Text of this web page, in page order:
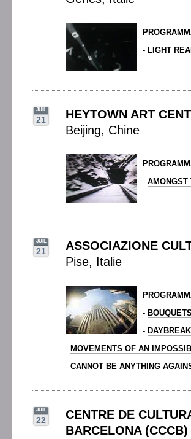
- LIGHT
JUIL
21
HEYTOWN ART
Beijing, Chine
- AMONGST
JUIL
21
ASSOCIAZIONE
Pise, Italie
-
-
- MOVEMENTS OF AN
- CANNOT BE ANYTHING
JUIL
22
CENTRE DE
BARCELONA (CCCB)